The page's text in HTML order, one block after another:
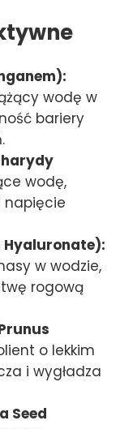
wodę w
bariery
wodę,
napięcie
Hyaluronate):
w wodzie,
rogową
o lekkim
i wygładza
Seed